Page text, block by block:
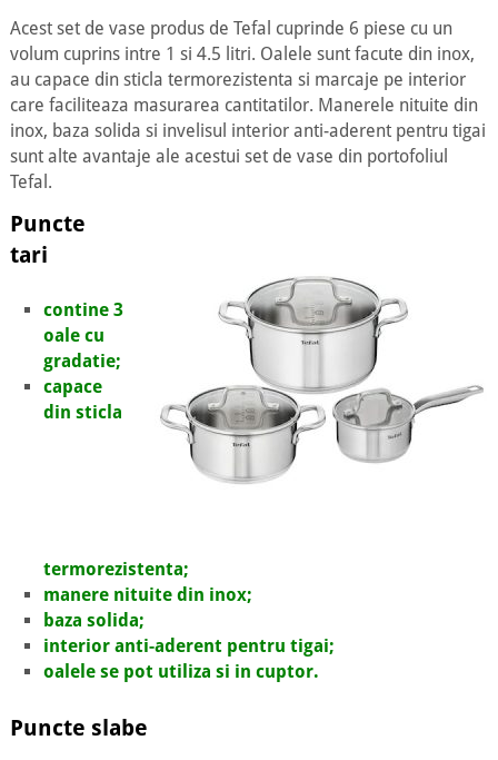
Acest set de vase produs de Tefal cuprinde 6 piese cu un
volum cuprins intre 1 si 4.5 litri. Oalele sunt facute din inox,
au capace din sticla termorezistenta si marcaje pe interior
care faciliteaza masurarea cantitatilor. Manerele nituite din
inox, baza solida si invelisul interior anti-aderent pentru tigai
sunt alte avantaje ale acestui set de vase din portofoliul
Tefal.
Puncte
tari
contine 3
oale cu
gradatie;
capace
din sticla
termorezistenta;
manere nituite din inox;
baza solida;
interior anti-aderent pentru tigai;
oalele se pot utiliza si in cuptor.
Puncte slabe